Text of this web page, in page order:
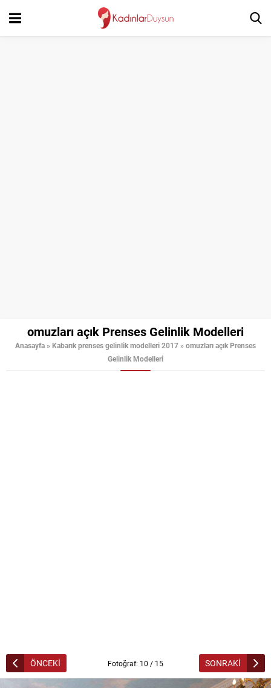
omuzları açık Prenses Gelinlik Modelleri
Anasayfa » Kabarık prenses gelinlik modelleri 2017 » omuzları açık Prenses
Gelinlik Modelleri
ÖNCEKİ Fotoğraf: 10 / 15 SONRAKİ